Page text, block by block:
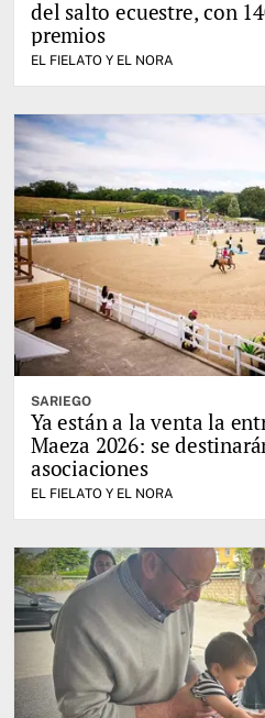
del salto ecuestre, con
premios
EL FIELATO Y EL NORA
SARIEGO
Ya están a la venta la
Maeza 2026: se
asociaciones
EL FIELATO Y EL NORA